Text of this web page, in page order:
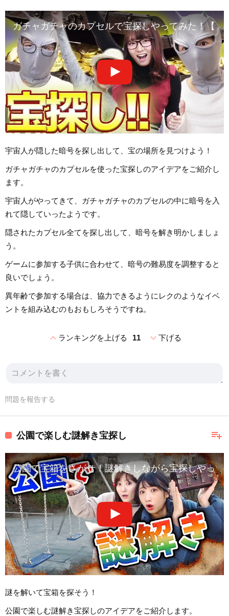
ガチャガチャのカプセルで宝探しやってみた！【
宇宙人が隠した暗号を探し出して、宝の場所を見つけよう！
ガチャガチャのカプセルを使った宝探しのアイデアをご紹介し
ます。
宇宙人がやってきて、ガチャガチャのカプセルの中に暗号を入
れて隠していったようです。
隠されたカプセル全てを探し出して、暗号を解き明かしましょ
う。
ゲームに参加する子供に合わせて、暗号の難易度を調整すると
良いでしょう。
異年齢で参加する場合は、協力できるようにレクのようなイベ
ントを組み込むのもおもしろそうですね。
expand_lessランキングを上げる 11 expand_more下げる
問題を報告する
playlist_add
公園で楽しむ謎解き宝探し
公園で宝箱をさがせ！謎解きしながら宝探しやっ
謎を解いて宝箱を探そう！
公園で楽しむ謎解き宝探しのアイデアをご紹介します。